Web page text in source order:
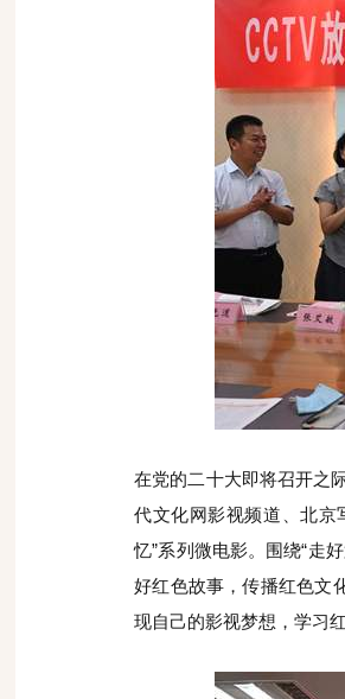
在党的二十大即将召开之
代文化网影视频道、北京
忆”系列微电影。围绕“走
好红色故事，传播红色文
现自己的影视梦想，学习